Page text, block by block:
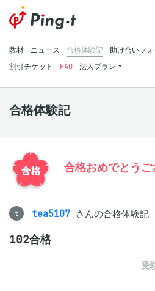
教材 ニュース 合格体験記 助け合いフ
割引チケット
FAQ 法人プラン
合格体験記
合格おめでとうご
t tea5107 さんの合格体験記
102合格
受